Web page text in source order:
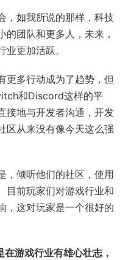
，如我所说的那样，科技
团队和更多人，未来，
更加活跃。
更多行动成为了趋势，但
和Discord这样的平
接地与开发者沟通，开发
区从来没有像今天这么强
，倾听他们的社区，使用
目前玩家们对游戏行业和
，这对玩家是一个很好的
游戏行业有雄心壮志，